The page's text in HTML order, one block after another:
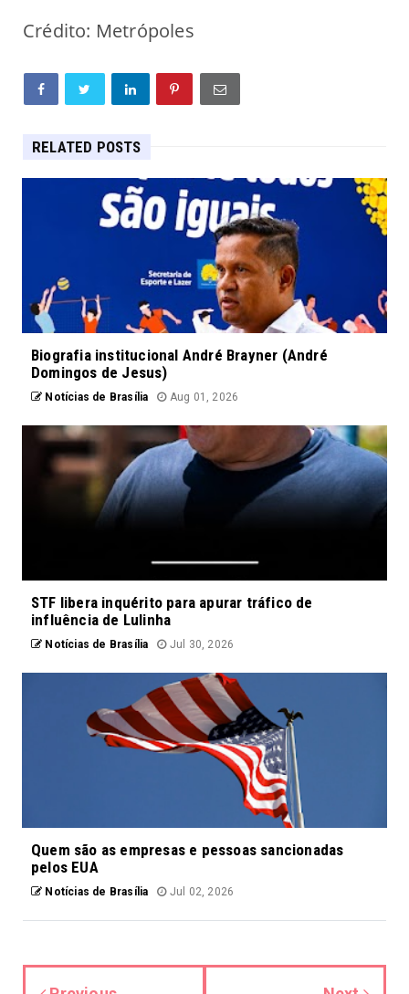
Crédito: Metrópoles
RELATED POSTS
Biografia institucional André Brayner (André
Domingos de Jesus)
Notícias de Brasília Aug 01, 2026
STF libera inquérito para apurar tráfico de
influência de Lulinha
Notícias de Brasília Jul 30, 2026
Quem são as empresas e pessoas sancionadas
pelos EUA
Notícias de Brasília Jul 02, 2026